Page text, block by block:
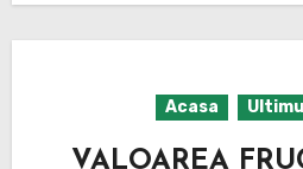
Acasa
VALOAREA